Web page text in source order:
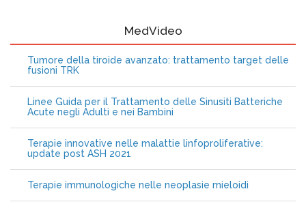
MedVideo
Tumore della tiroide avanzato: trattamento target delle
fusioni TRK
Linee Guida per il Trattamento delle Sinusiti Batteriche
Acute negli Adulti e nei Bambini
Terapie innovative nelle malattie linfoproliferative:
update post ASH 2021
Terapie immunologiche nelle neoplasie mieloidi